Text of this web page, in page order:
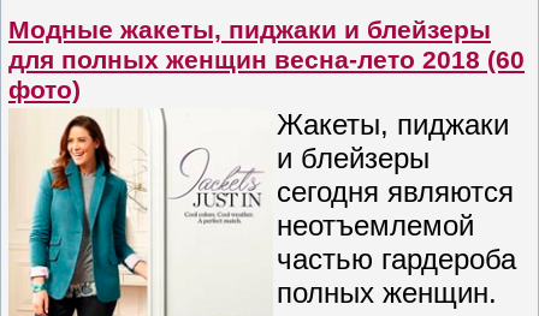
Модные жакеты, пиджаки и блейзеры
для полных женщин весна-лето 2018 (60
фото)
Жакеты, пиджаки
и блейзеры
сегодня являются
неотъемлемой
частью гардероба
полных женщин.